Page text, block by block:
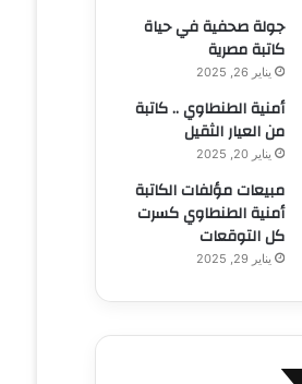
جولة صحفية في حياة
كاتبة مصرية
يناير 26, 2025
أمنية الطنطاوي .. كاتبة
من العيار الثقيل
يناير 20, 2025
مبيعات مؤلفات الكاتبة
أمنية الطنطاوي كسرت
كل التوقعات
يناير 29, 2025